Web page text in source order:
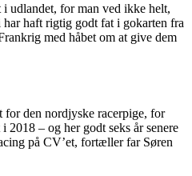
udlandet, for man ved ikke helt,
haft rigtig godt fat i gokarten fra
med håbet om at give dem
for den nordjyske racerpige, for
2018 – og her godt seks år senere
på CV’et, fortæller far Søren